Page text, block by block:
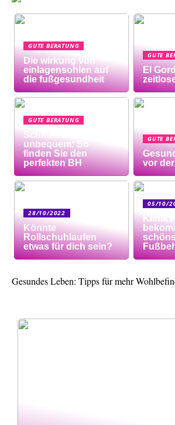
GUTE BERATUNG
Die wirkung von
einlagensohlen auf
die fußgesundheit
GUTE
El
GUTE BERATUNG
Schluss mit
unbequem: So
finden Sie den
perfekten BH
GUTE
vor
28/10/2022
Könnte
Rollschuhlaufen
etwas für dich sein?
05/10/
Klinik
Gesundes Leben: Tipps für mehr